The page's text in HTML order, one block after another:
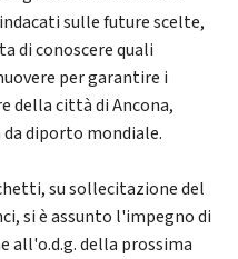
sulle future scelte,
di conoscere quali
per garantire i
della città di Ancona,
diporto mondiale.
su sollecitazione del
si è assunto l'impegno di
all'o.d.g. della prossima